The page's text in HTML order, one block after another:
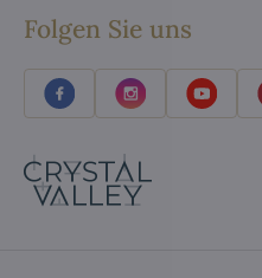
Folgen Sie uns